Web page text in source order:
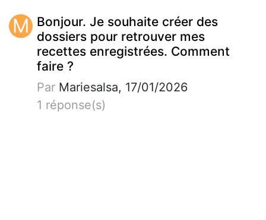
M Bonjour. Je souhaite créer des
dossiers pour retrouver mes
recettes enregistrées. Comment
faire ?
Par Mariesalsa, 17/01/2026
1 réponse(s)